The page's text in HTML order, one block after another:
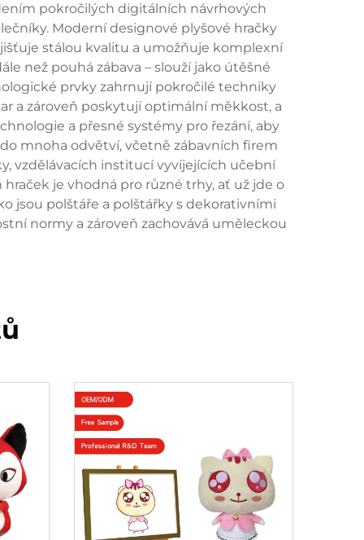
pokročilých digitálních návrhových
Moderní designové plyšové hračky
stálou kvalitu a umožňuje komplexní
než pouhá zábava – slouží jako útěšné
prvky zahrnují pokročilé techniky
a zároveň poskytují optimální měkkost, a
a přesné systémy pro řezání, aby
mnoha odvětví, včetně zábavních firem
vzdělávacích institucí vyvíjejících učební
je vhodná pro různé trhy, ať už jde o
jsou polštáře a polštářky s dekorativními
normy a zároveň zachovává uměleckou